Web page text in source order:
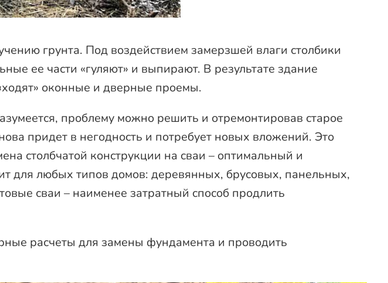
грунта. Под воздействием замерзшей влаги столбики
ее части «гуляют» и выпирают. В результате здание
оконные и дверные проемы.
проблему можно решить и отремонтировав старое
придет в негодность и потребует новых вложений. Это
столбчатой конструкции на сваи – оптимальный и
для любых типов домов: деревянных, брусовых, панельных,
сваи – наименее затратный способ продлить
расчеты для замены фундамента и проводить